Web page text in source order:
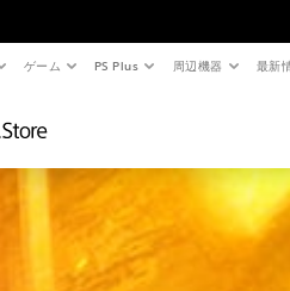
ゲーム PS Plus 周辺機器 最新